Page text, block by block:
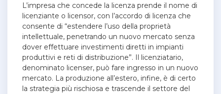
L’impresa che concede la licenza prende il nome di
licenziante o licensor, con l’accordo di licenza che
consente di “estendere l’uso della proprietà
intellettuale, penetrando un nuovo mercato senza
dover effettuare investimenti diretti in impianti
produttivi e reti di distribuzione”. Il licenziatario,
denominato licenser, può fare ingresso in un nuovo
mercato. La produzione all’estero, infine, è di certo
la strategia più rischiosa e trascende il settore del